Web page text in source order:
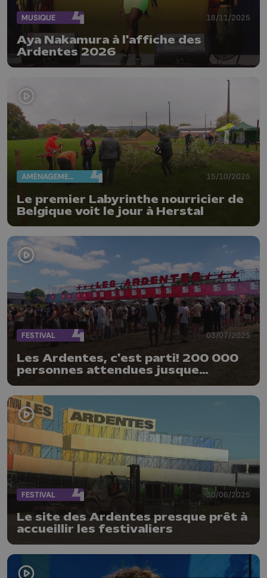
MUSIQUE 18/11/2025
Aya Nakamura à l'affiche des
Ardentes 2026
AMÉNAGEMENT DU TERRITOIRE 15/10/2025
Le premier Labyrinthe nourricier de
Belgique voit le jour à Herstal
FESTIVAL 03/07/2025
Les Ardentes, c'est parti! 200 000
personnes attendues jusque
FESTIVAL 30/06/2025
Le site des Ardentes presque prêt à
accueillir les festivaliers